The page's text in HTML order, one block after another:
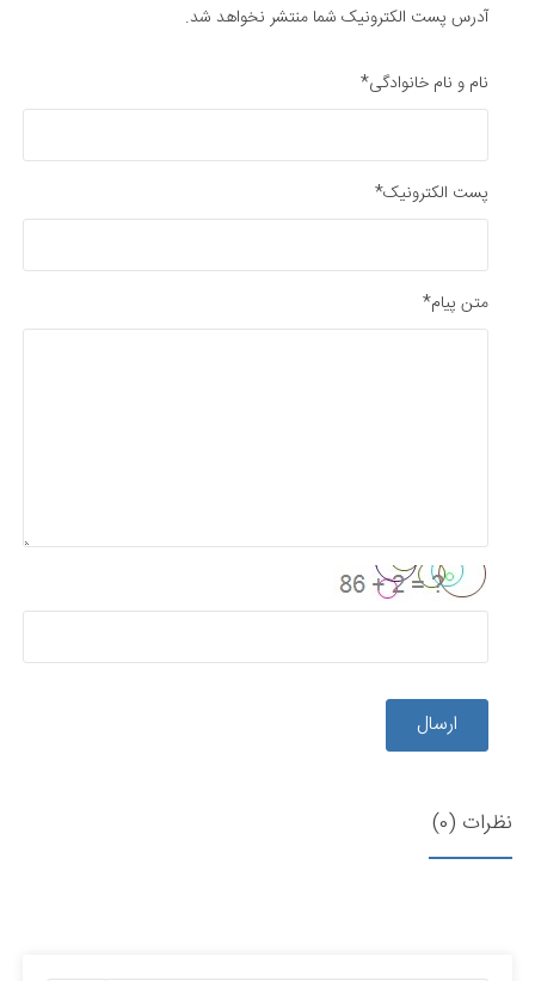
آدرس پست الکترونیک شما منتشر نخواهد شد.
نام و نام خانوادگی*
پست الکترونیک*
متن پیام*
ارسال
نظرات (0)